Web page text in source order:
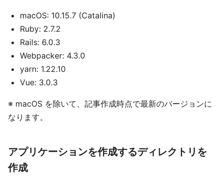
macOS: 10.15.7 (Catalina)
Ruby: 2.7.2
Rails: 6.0.3
Webpacker: 4.3.0
yarn: 1.22.10
Vue: 3.0.3
※ macOS を除いて、記事作成時点で最新のバージョンに
なります。
アプリケーションを作成するディレクトリを
作成